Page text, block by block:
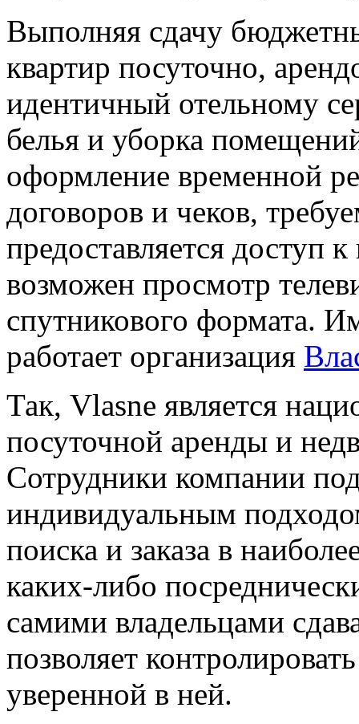
Выполняя сдачу
квартир посуточно,
идентичный отельному
белья и уборка
оформление временной
договоров и чеков,
предоставляется доступ
возможен просмотр
спутникового формата.
работает организация
Так, Vlasne является
посуточной аренды и
Сотрудники компании
индивидуальным
поиска и заказа в
каких-либо
самими владельцами
позволяет
уверенной в ней.